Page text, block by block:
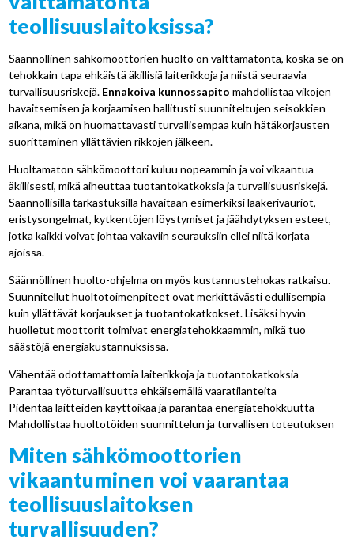
teollisuuslaitoksissa?
Säännöllinen sähkömoottorien huolto on välttämätöntä, koska se on
tehokkain tapa ehkäistä äkillisiä laiterikkoja ja niistä seuraavia
turvallisuusriskejä. Ennakoiva kunnossapito mahdollistaa vikojen
havaitsemisen ja korjaamisen hallitusti suunniteltujen seisokkien
aikana, mikä on huomattavasti turvallisempaa kuin hätäkorjausten
suorittaminen yllättävien rikkojen jälkeen.
Huoltamaton sähkömoottori kuluu nopeammin ja voi vikaantua
äkillisesti, mikä aiheuttaa tuotantokatkoksia ja turvallisuusriskejä.
Säännöllisillä tarkastuksilla havaitaan esimerkiksi laakerivauriot,
eristysongelmat, kytkentöjen löystymiset ja jäähdytyksen esteet,
jotka kaikki voivat johtaa vakaviin seurauksiin ellei niitä korjata
ajoissa.
Säännöllinen huolto-ohjelma on myös kustannustehokas ratkaisu.
Suunnitellut huoltotoimenpiteet ovat merkittävästi edullisempia
kuin yllättävät korjaukset ja tuotantokatkokset. Lisäksi hyvin
huolletut moottorit toimivat energiatehokkaammin, mikä tuo
säästöjä energiakustannuksissa.
Vähentää odottamattomia laiterikkoja ja tuotantokatkoksia
Parantaa työturvallisuutta ehkäisemällä vaaratilanteita
Pidentää laitteiden käyttöikää ja parantaa energiatehokkuutta
Mahdollistaa huoltotöiden suunnittelun ja turvallisen toteutuksen
Miten sähkömoottorien
vikaantuminen voi vaarantaa
teollisuuslaitoksen
turvallisuuden?